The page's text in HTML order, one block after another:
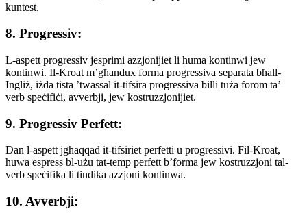
kuntest.
8. Progressiv:
L-aspett progressiv jesprimi azzjonijiet li huma kontinwi jew
kontinwi. Il-Kroat m’għandux forma progressiva separata bħall-
Ingliż, iżda tista ’twassal it-tifsira progressiva billi tuża forom ta’
verb speċifiċi, avverbji, jew kostruzzjonijiet.
9. Progressiv Perfett:
Dan l-aspett jgħaqqad it-tifsiriet perfetti u progressivi. Fil-Kroat,
huwa espress bl-użu tat-temp perfett b’forma jew kostruzzjoni tal-
verb speċifika li tindika azzjoni kontinwa.
10. Avverbji: